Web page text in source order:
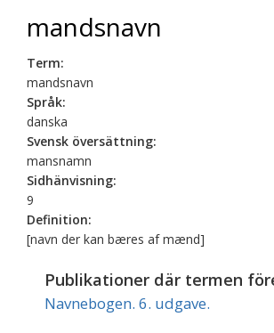
mandsnavn
Term:
mandsnavn
Språk:
danska
Svensk översättning:
mansnamn
Sidhänvisning:
9
Definition:
[navn der kan bæres af mænd]
Publikationer där termen
Navnebogen. 6. udgave.